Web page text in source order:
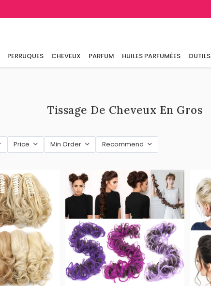
PERRUQUES CHEVEUX PARFUM HUILES PARFUMÉES OUTILS
Tissage De Cheveux En Gros
Price Min Order Recommend